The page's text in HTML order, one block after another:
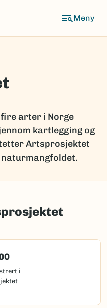
arter i Norge
kartlegging og
Artsprosjektet
naturmangfoldet.
i